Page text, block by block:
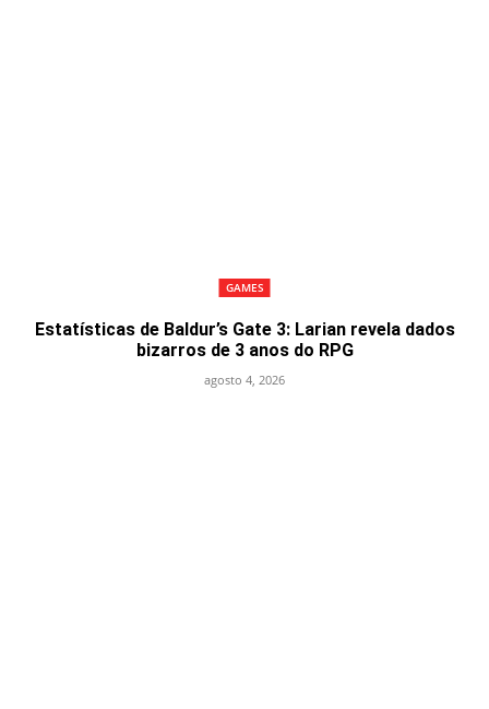
GAMES
Estatísticas de Baldur’s Gate 3: Larian revela dados
bizarros de 3 anos do RPG
agosto 4, 2026